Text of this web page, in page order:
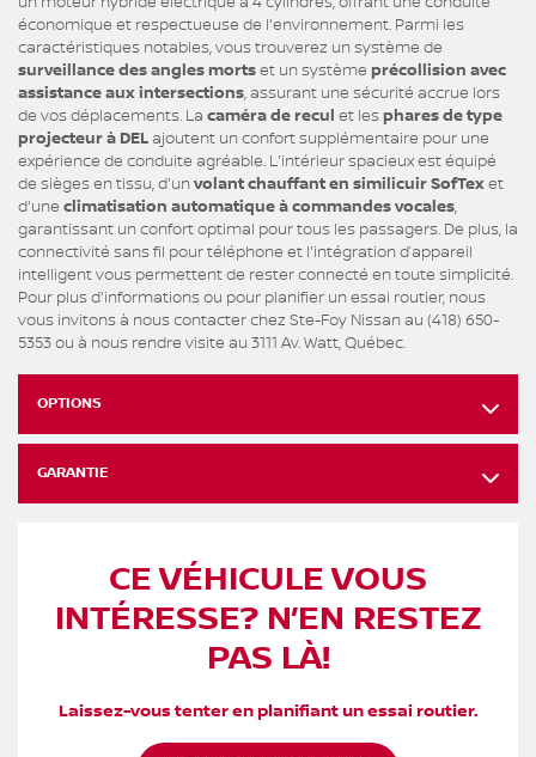
économique et respectueuse de l'environnement. Parmi les
caractéristiques notables, vous trouverez un système de
surveillance des angles mortset un système précollision avec
assistance aux intersections, assurant une sécurité accrue lors
de vos déplacements. La caméra de recul et lesphares de type
projecteur à DEL ajoutent un confort supplémentaire pour une
expérience de conduite agréable. L'intérieur spacieux est équipé
de sièges en tissu, d'unvolant chauffant en similicuir SofTexet
d'une climatisation automatique à commandes vocales,
garantissant un confort optimal pour tous les passagers. De plus, la
connectivité sans fil pour téléphone et l'intégration d’appareil
intelligent vous permettent de rester connecté en toute simplicité.
Pour plus d'informations ou pour planifier un essai routier, nous
vous invitons à nous contacter chez Ste-Foy Nissan au (418) 650-
5353 ou à nous rendre visite au 3111 Av. Watt, Québec.
OPTIONS
GARANTIE
CE VÉHICULE VOUS
INTÉRESSE? N’EN RESTEZ
PAS LÀ!
Laissez-vous tenter en planifiant un essai routier.